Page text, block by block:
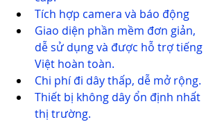
Tích hợp camera và báo động
Giao diện phần mềm đơn giản,
dễ sử dụng và được hỗ trợ tiếng
Việt hoàn toàn.
Chi phí đi dây thấp, dễ mở rộng.
Thiết bị không dây ổn định nhất
thị trường.